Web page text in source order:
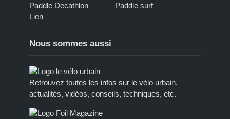
Paddle Decathlon
Paddle surf
Lien
Nous sommes aussi
Retrouvez toutes les infos sur le vélo urbain,
actualités, vidéos, conseils, techniques, etc.